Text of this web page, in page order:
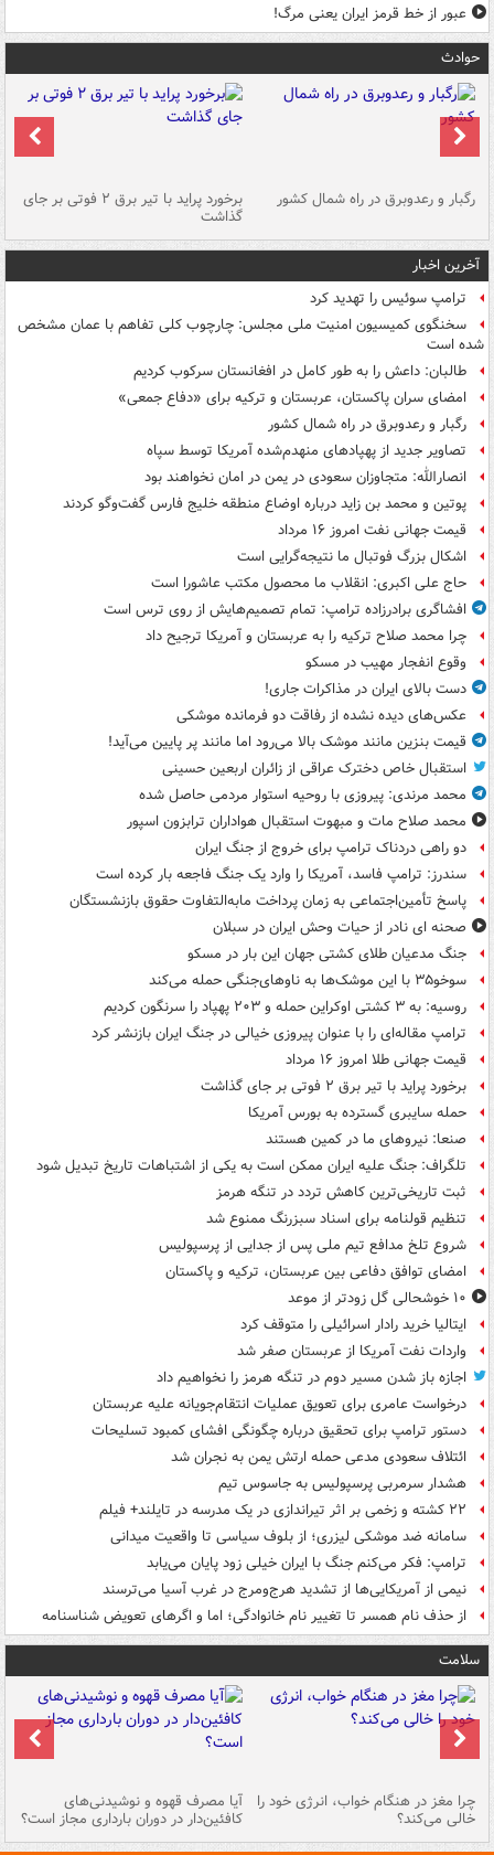
عبور از خط قرمز ایران یعنی مرگ!
حوادث
رگبار و رعدوبرق در راه شمال کشور برخورد پراید با تیر برق ۲ فوتی بر جای
گذاشت
آخرین اخبار
ترامپ سوئیس را تهدید کرد
سخنگوی کمیسیون امنیت ملی مجلس: چارچوب کلی تفاهم با عمان مشخص
شده است
طالبان: داعش را به طور کامل در افغانستان سرکوب کردیم
امضای سران پاکستان، عربستان و ترکیه برای «دفاع جمعی»
رگبار و رعدوبرق در راه شمال کشور
تصاویر جدید از پهپادهای منهدم‌شده آمریکا توسط سپاه
انصارالله: متجاوزان سعودی در یمن در امان نخواهند بود
پوتین و محمد بن زاید درباره اوضاع منطقه خلیج فارس گفت‌وگو کردند
قیمت جهانی نفت امروز ۱۶ مرداد
اشکال بزرگ فوتبال ما نتیجه‌گرایی است
حاج علی اکبری: انقلاب ما محصول مکتب عاشورا است
افشاگری برادرزاده ترامپ: تمام تصمیم‌هایش از روی ترس است
چرا محمد صلاح ترکیه را به عربستان و آمریکا ترجیح داد
وقوع انفجار مهیب در مسکو
دست بالای ایران در مذاکرات جاری!
عکس‌های دیده نشده از رفاقت دو فرمانده‌ موشکی
قیمت بنزین مانند موشک بالا می‌رود اما مانند پر پایین می‌آید!
استقبال خاص دخترک عراقی از زائران اربعین حسینی
محمد مرندی: پیروزی با روحیه استوار مردمی حاصل شده
محمد صلاح مات و مبهوت استقبال هواداران ترابزون اسپور
دو راهی دردناک ترامپ برای خروج از جنگ ایران
سندرز: ترامپ فاسد، آمریکا را وارد یک جنگ فاجعه بار کرده است
پاسخ تأمین‌اجتماعی به زمان پرداخت مابه‌التفاوت حقوق بازنشستگان
صحنه ای نادر از حیات وحش ایران در سبلان
جنگ مدعیان طلای کشتی جهان این بار در مسکو
سوخو۳۵ با این موشک‌ها به ناوهای‌جنگی حمله می‌کند
روسیه: به ۳ کشتی اوکراین حمله و ۲۰۳ پهپاد را سرنگون کردیم
ترامپ مقاله‌ای را با عنوان پیروزی خیالی در جنگ ایران بازنشر کرد
قیمت جهانی طلا امروز ۱۶ مرداد
برخورد پراید با تیر برق ۲ فوتی بر جای گذاشت
حمله سایبری گسترده به بورس آمریکا
صنعا: نیروهای ما در کمین‌ هستند
تلگراف: جنگ علیه ایران ممکن است به یکی از اشتباهات تاریخ تبدیل شود
ثبت تاریخی‌ترین کاهش تردد در تنگه هرمز
تنظیم قولنامه برای اسناد سبزرنگ ممنوع شد
شروع تلخ مدافع تیم ملی پس از جدایی از پرسپولیس
امضای توافق دفاعی بین عربستان، ترکیه و پاکستان
۱۰ خوشحالی گل زودتر از موعد
ایتالیا خرید رادار اسرائیلی را متوقف کرد
واردات نفت آمریکا از عربستان صفر شد
اجازه باز شدن مسیر دوم در تنگه هرمز را نخواهیم داد
درخواست عامری برای تعویق عملیات انتقام‌جویانه علیه عربستان
دستور ترامپ برای تحقیق درباره چگونگی افشای کمبود تسلیحات
ائتلاف سعودی مدعی حمله ارتش یمن به نجران شد
هشدار سرمربی پرسپولیس به جاسوس تیم
۲۲ کشته و زخمی بر اثر تیراندازی در یک مدرسه در تایلند+ فیلم
سامانه ضد موشکی لیزری؛ از بلوف سیاسی تا واقعیت میدانی
ترامپ: فکر می‌کنم جنگ با ایران خیلی زود پایان می‌یابد
نیمی از آمریکایی‌ها از تشدید هرج‌ومرج در غرب آسیا می‌ترسند
از حذف نام همسر تا تغییر نام خانوادگی؛ اما و اگرهای تعویض شناسنامه
سلامت
چرا مغز در هنگام خواب، انرژی خود را
خالی می‌کند؟
آیا مصرف قهوه و نوشیدنی‌های
کافئین‌دار در دوران بارداری مجاز است؟